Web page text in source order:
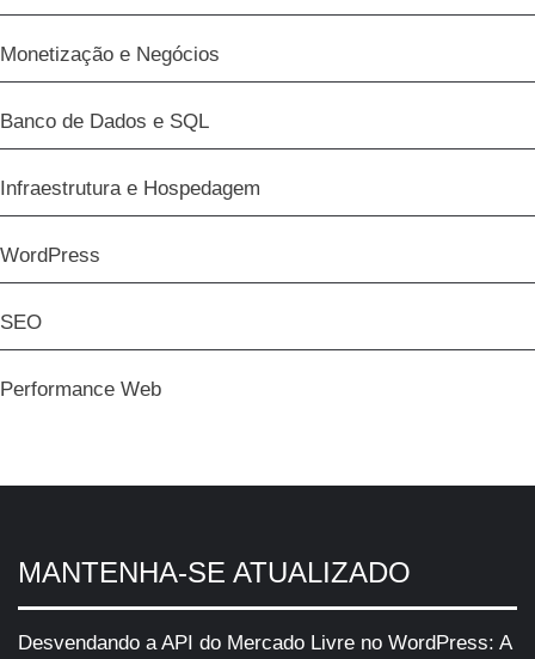
Monetização e Negócios
Banco de Dados e SQL
Infraestrutura e Hospedagem
WordPress
SEO
Performance Web
MANTENHA-SE ATUALIZADO
Desvendando a API do Mercado Livre no WordPress: A